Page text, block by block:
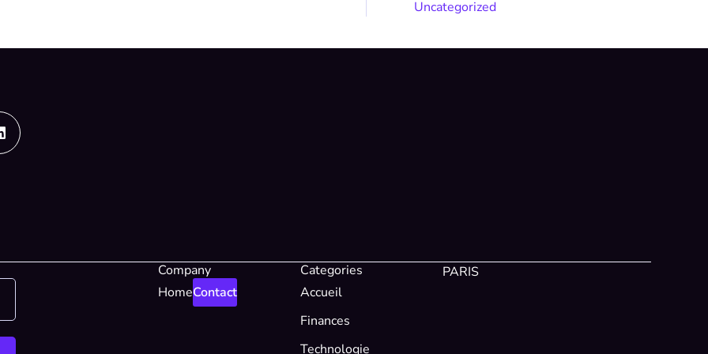
Uncategorized
Company
HomeContact
Categories
Accueil
Finances
Technologie
PARIS